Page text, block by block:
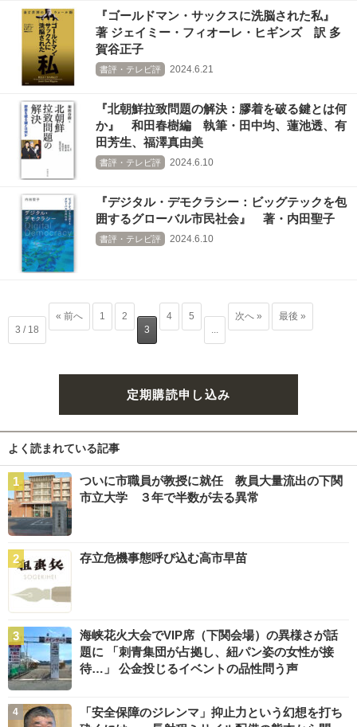
『ゴールドマン・サックスに洗脳された私』
著 ジェイミー・フィオーレ・ヒギンズ 訳 多
賀谷正子
書評・テレビ評 2024.6.21
『北朝鮮拉致問題の解決：膠着を破る鍵とは何
か』 和田春樹編 執筆・田中均、蓮池透、有
田芳生、福澤真由美
書評・テレビ評 2024.6.10
『デジタル・デモクラシー：ビッグテックを包
囲するグローバル市民社会』 著・内田聖子
書評・テレビ評 2024.6.10
3 / 18
« 前へ 1
2
3
4
5
次へ » 最後 »
定期購読申し込み
よく読まれている記事
ついに市職員が教授に就任 教員大量流出の下関
市立大学 ３年で半数が去る異常
存立危機事態呼び込む高市早苗
海峡花火大会でVIP席（下関会場）の異様さが話
題に 「刺青集団が占拠し、紐パン姿の女性が接
待…」 公金投じるイベントの品性問う声
「安全保障のジレンマ」抑止力という幻想を打ち